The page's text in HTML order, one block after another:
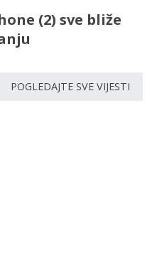
(2) sve bliže
POGLEDAJTE SVE VIJESTI